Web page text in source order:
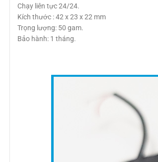
Chạy liên tực 24/24.
Kích thước : 42 x 23 x 22 mm
Trọng lượng: 50 gam.
Bảo hành: 1 tháng.